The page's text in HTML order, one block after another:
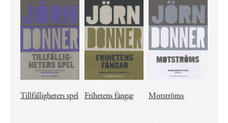
Tillfälligheters spel Frihetens fångar Motströms